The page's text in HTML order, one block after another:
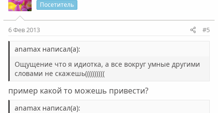
т
ы
й
г
о
т
ы
г
о
Посетитель
6 Фев 2013 #5
anamax написал(а):
Ощущение что я идиотка, а все вокруг умные другими
словами не скажешь((((((((((
пример какой то можешь привести?
anamax написал(а):